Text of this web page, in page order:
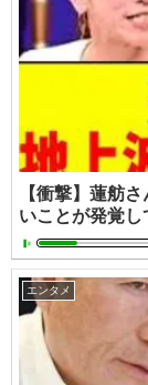
【衝撃】蓮舫
いことが発覚
エンタメ